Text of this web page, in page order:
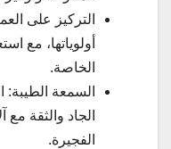
التركيز على
أولوياتها، مع
الخاصة.
السمعة الطيبة:
الجاد والثقة
الفجيرة.